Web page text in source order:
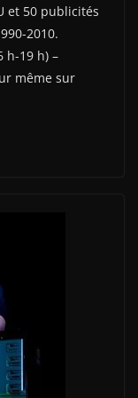
et 50 publicités
2010.
h-19 h) –
même sur